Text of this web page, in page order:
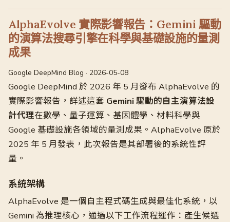
AlphaEvolve 實際影響報告：Gemini 驅動
的演算法搜尋引擎在科學與基礎設施的量測
成果
Google DeepMind Blog · 2026-05-08
Google DeepMind 於 2026 年 5 月發布 AlphaEvolve 的
實際影響報告，詳述這套 Gemini 驅動的自主演算法設
計代理在數學、量子運算、基因體學、材料科學與
Google 基礎設施各領域的量測成果。AlphaEvolve 原於
2025 年 5 月發表，此次報告是其部署後的系統性評
量。
系統架構
AlphaEvolve 是一個自主程式碼生成與最佳化系統，以
Gemini 為推理核心，通過以下工作流程運作：產生候選